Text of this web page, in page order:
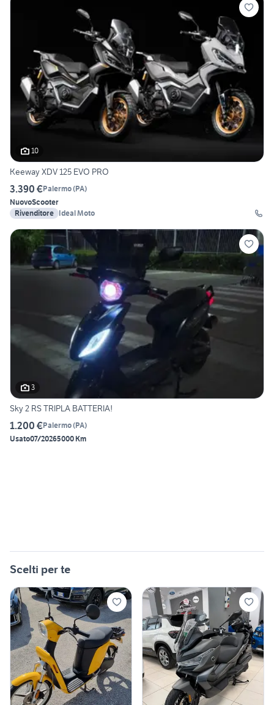
10
Keeway XDV 125 EVO PRO
3.390 €Palermo(PA)
NuovoScooter
Rivenditore Ideal Moto
3
Sky 2 RS TRIPLA BATTERIA!
1.200 €Palermo(PA)
Usato07/20265000 Km
Scelti per te